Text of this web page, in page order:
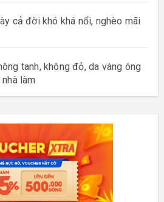
cả đời khó khá nổi, nghèo mãi
tanh, không đỏ, da vàng óng
làm